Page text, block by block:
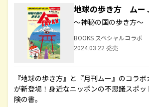
地球の歩き方 ムー
～神秘の国の歩き方～
BOOKS スペシャルコラボ
2024.03.22 発売
『地球の歩き方』と『月刊ムー』のコラ
が新登場！身近なニッポンの不思議スポ
険の書。